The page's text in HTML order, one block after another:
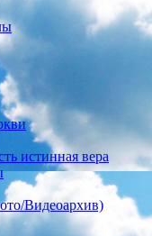
истинная вера
Видеоархив)